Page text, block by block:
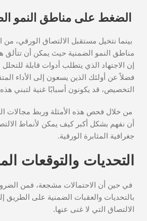
الضغط على مناطق النمو
بينما نتخيل مستقبل الالتصاق الورقي، من
مناطق النمو الضمنية حيث يمكن أن تتألق
إن الاجتهاد الذي يتطلب أدوات قابلة
فضلاً عن أولئك الذين يسعون إلى الأداء
التخصيص، قد يكونون أسبابًا غنية لتبني هذه
من خلال فحص هذه الأمثلة وربط مجالات
أن نفهم بشكل أكبر كيف يمكن لأنماط
جغرافية المثابرة الورقية.
التحديات والتوقعات
في حين أن الاحتمالات مشجعة، فمن
بالتحديات والعقبات الضمنية على
الالتصاق التي لا غنى عنها.